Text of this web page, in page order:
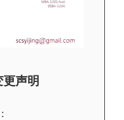
声明